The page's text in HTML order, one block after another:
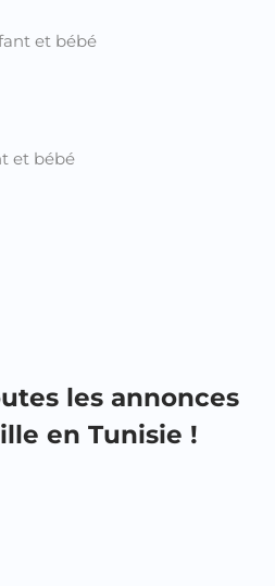
et bébé
et bébé
les annonces
en Tunisie !